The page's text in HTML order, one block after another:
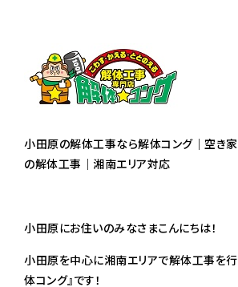
小田原の解体工事なら解体コング｜空き家
の解体工事｜湘南エリア対応
小田原にお住いのみなさまこんにちは！
小田原を中心に湘南エリアで解体工事を
体コング』です！